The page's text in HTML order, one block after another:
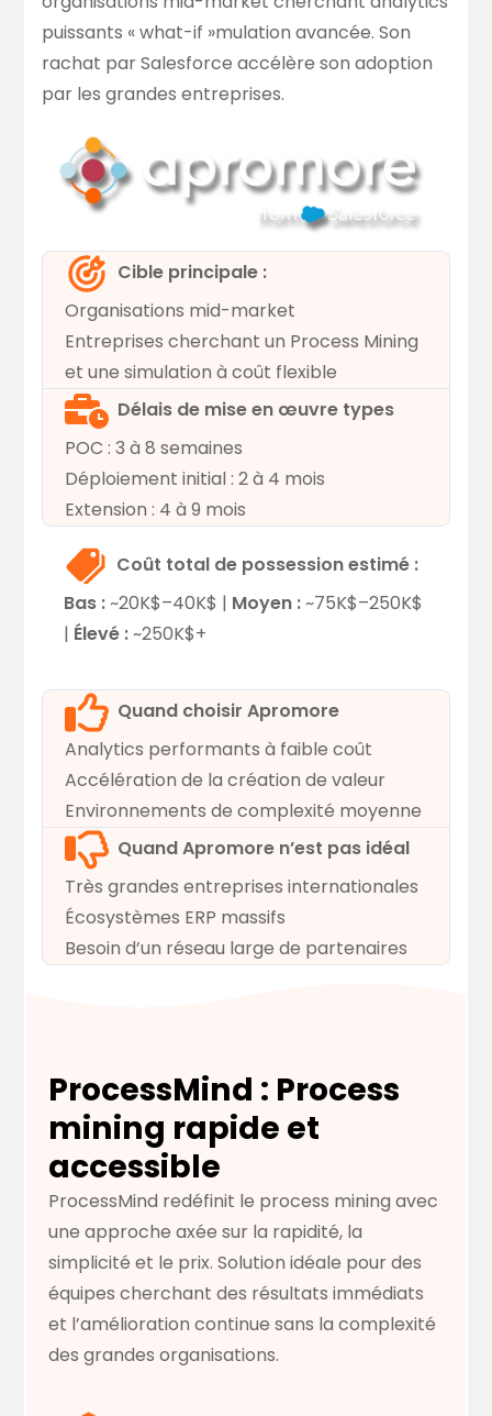
puissants « what-if »mulation avancée. Son
rachat par Salesforce accélère son adoption
par les grandes entreprises.
Cible principale :
Organisations mid-market
Entreprises cherchant un Process Mining
et une simulation à coût flexible
Délais de mise en œuvre types
POC : 3 à 8 semaines
Déploiement initial : 2 à 4 mois
Extension : 4 à 9 mois
Coût total de possession estimé :
Bas :~20K$–40K$ | Moyen :~75K$–250K$
| Élevé :~250K$+
Quand choisir Apromore
Analytics performants à faible coût
Accélération de la création de valeur
Environnements de complexité moyenne
Quand Apromore n’est pas idéal
Très grandes entreprises internationales
Écosystèmes ERP massifs
Besoin d’un réseau large de partenaires
ProcessMind : Process
mining rapide et
accessible
ProcessMind redéfinit le process mining avec
une approche axée sur la rapidité, la
simplicité et le prix. Solution idéale pour des
équipes cherchant des résultats immédiats
et l’amélioration continue sans la complexité
des grandes organisations.